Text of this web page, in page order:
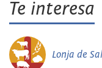
Te interesa
Lonja de